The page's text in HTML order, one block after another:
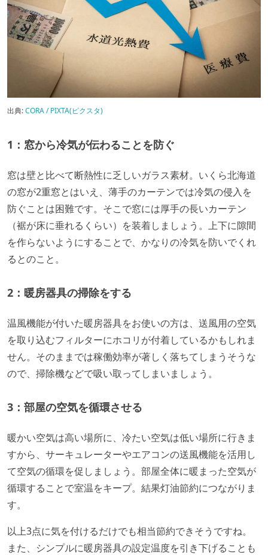
出典:CORA / PIXTA(ピクスタ)
1：窓から冷気が伝わることを防ぐ
窓は壁と比べて断熱性に乏しいガラス素材。いくら北海道
の窓が2重窓とはいえ、薄手のカーテンでは冷気の侵入を
防ぐことは困難です。そこで窓には厚手の長いカーテン
（裾が床に垂れるくらい）を装着しましょう。上下に隙間
を作らないようにすることで、かなりの冷気を防いでくれ
るとのこと。
2：暖房器具の掃除をする
温風機能が付いた暖房器具をお使いの方は、送風用の空気
を取り込むフィルターにホコリが付着しているかもしれま
せん。そのままでは稼働効率が著しく落ちてしまうそうな
ので、掃除機などで吸い取ってしまいましょう。
3：部屋の空気を循環させる
暖かい空気は高い場所に、冷たい空気は低い場所に行きま
すから、サーキュレーターやエアコンの送風機能を活用し
て空気の循環を促しましょう。部屋全体に暖まった空気が
循環することで室温をキープ。結果灯油節約につながりま
す。
以上3点に気を付けるだけでも相当節約できそうですね。
また、シンプルに暖房器具の設定温度を引き下げることも